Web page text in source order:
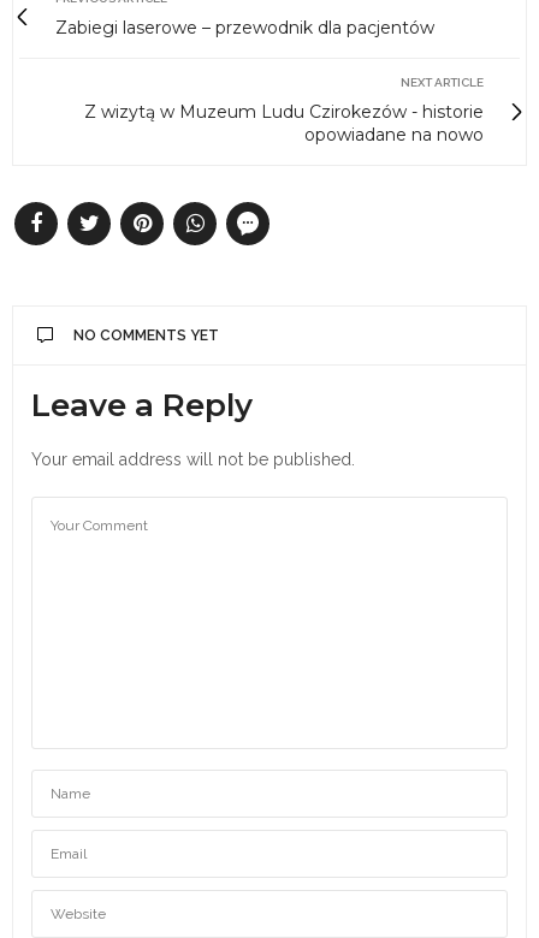
Zabiegi laserowe – przewodnik dla pacjentów
NEXT ARTICLE
Z wizytą w Muzeum Ludu Czirokezów - historie
opowiadane na nowo
NO COMMENTS YET
Leave a Reply
Your email address will not be published.